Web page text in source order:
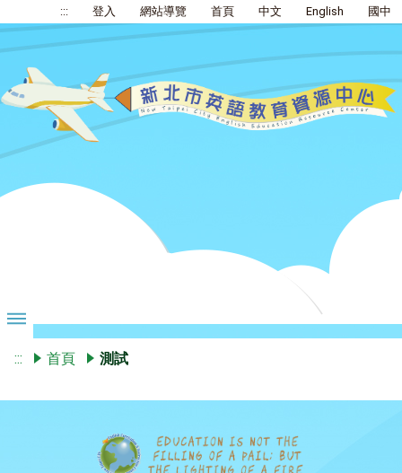
::: 登入 網站導覽 首頁 中文 English 國中
::: 首頁 測試